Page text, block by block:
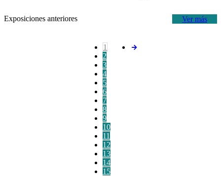
Ver más
Exposiciones anteriores
1
2
3
4
5
6
7
8
9
10
11
12
13
14
15